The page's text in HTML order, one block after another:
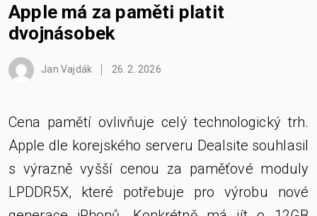
Apple má za paměti platit
dvojnásobek
Jan Vajdák 26. 2. 2026
Cena pamětí ovlivňuje celý technologický trh.
Apple dle korejského serveru Dealsite souhlasil
s výrazně vyšší cenou za paměťové moduly
LPDDR5X, které potřebuje pro výrobu nové